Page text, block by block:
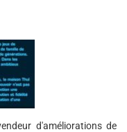
d'améliorations de